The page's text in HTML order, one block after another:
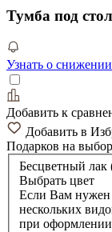
Тумба под
Узнать о
Добавить к
Добавить в
Подарков на выбор
Бесцветный лак
Выбрать цвет
Если Вам нужен
нескольких
при оформлении